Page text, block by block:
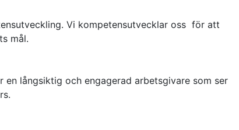
Vi kompetensutvecklar oss för att
mål.
långsiktig och engagerad arbetsgivare som ser